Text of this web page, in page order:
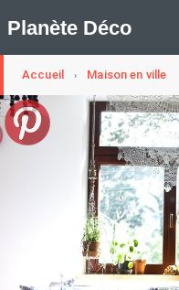
Planète Déco
🛍︎ Shop Planète Déco
Appartement Design
Design Suédois En
Idées Déco En 10 Photos
Maison En Ville
Méli-
Tendance
Interieurs
Accueil › Maison en ville